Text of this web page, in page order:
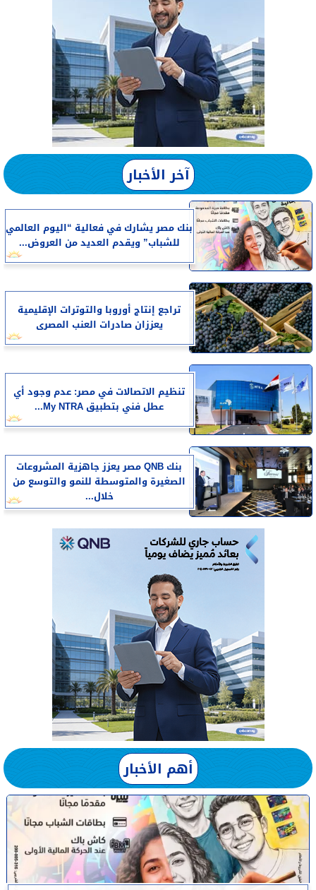
آخر الأخبار
بنك مصر يشارك في فعالية “اليوم العالمي
للشباب” ويقدم العديد من العروض...
تراجع إنتاج أوروبا والتوترات الإقليمية
يعززان صادرات العنب المصرى
تنظيم الاتصالات في مصر: عدم وجود أي
عطل فني بتطبيق My NTRA...
بنك QNB مصر يعزز جاهزية المشروعات
الصغيرة والمتوسطة للنمو والتوسع من
خلال...
أهم الأخبار